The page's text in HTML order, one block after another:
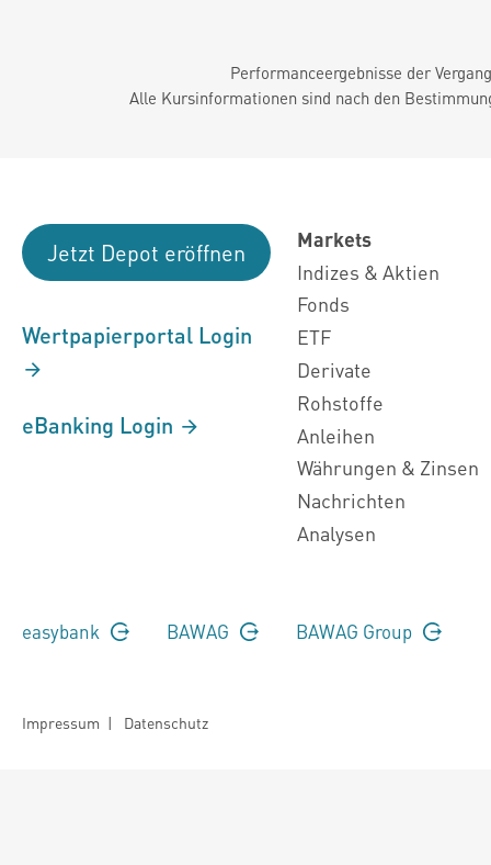
Performanceergebnisse der
Alle Kursinformationen sind nach den
Jetzt Depot eröffnen
Wertpapierportal Login
eBanking Login
Markets
Indizes & Aktien
Fonds
ETF
Derivate
Rohstoffe
Anleihen
Währungen & Zinsen
Nachrichten
Analysen
easybank BAWAG BAWAG Group
Impressum | Datenschutz